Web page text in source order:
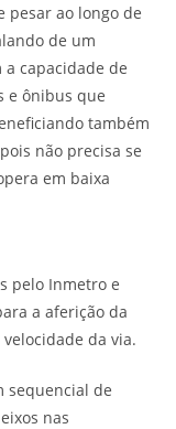
pesar ao longo de
de um
capacidade de
e ônibus que
também
não precisa se
em baixa
pelo Inmetro e
a aferição da
da via.
sequencial de
nas